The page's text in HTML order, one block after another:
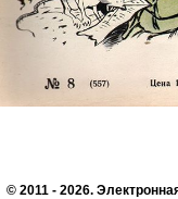
© 2011 - 2026.